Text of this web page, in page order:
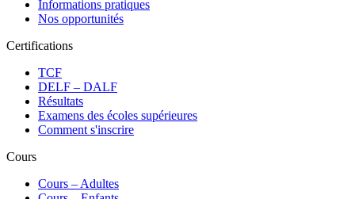
Informations pratiques
Nos opportunités
Certifications
TCF
DELF – DALF
Résultats
Examens des écoles supérieures
Comment s'inscrire
Cours
Сours – Adultes